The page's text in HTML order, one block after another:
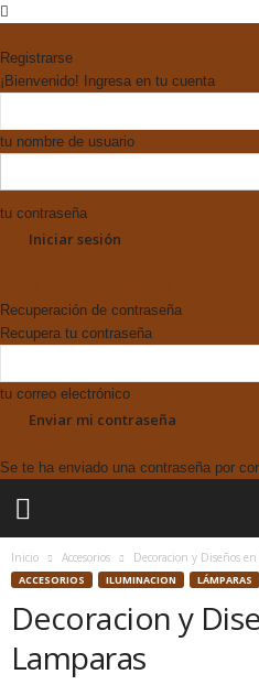
Registrarse
¡Bienvenido! Ingresa en tu cuenta
tu nombre de usuario
tu contraseña
Recuperación de contraseña
Recupera tu contraseña
tu correo electrónico
Se te ha enviado una contraseña por
Inicio Accesorios Decoracion y Diseños
ACCESORIOS ILUMINACION LÁMPARAS
Decoracion y
Lamparas